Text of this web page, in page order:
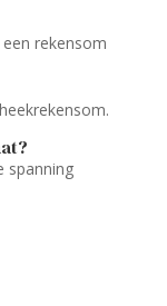
rekensom
spanning